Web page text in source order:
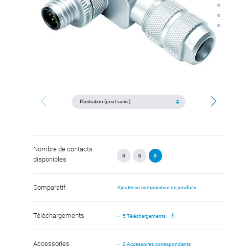
Nombre de contacts
disponibles
4 5 8
Comparatif Ajouter au comparateur de produits
Téléchargements 5 Téléchargements
Accessories 2 Accessoires correspondants